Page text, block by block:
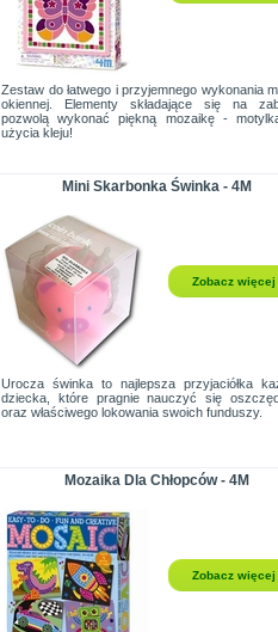
Zestaw do łatwego i przyjemnego wykonania
okiennej. Elementy składające się na
pozwolą wykonać piękną mozaikę -
użycia kleju!
Mini Skarbonka Świnka - 4M
Zobacz więcej
Urocza świnka to najlepsza przyjaciółka
dziecka, które pragnie nauczyć się
oraz właściwego lokowania swoich funduszy.
Mozaika Dla Chłopców - 4M
Zobacz więcej